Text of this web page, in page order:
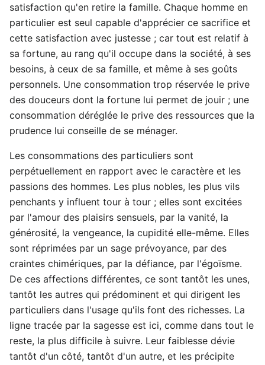
satisfaction qu'en retire la famille. Chaque homme en
particulier est seul capable d'apprécier ce sacrifice et
cette satisfaction avec justesse ; car tout est relatif à
sa fortune, au rang qu'il occupe dans la société, à ses
besoins, à ceux de sa famille, et même à ses goûts
personnels. Une consommation trop réservée le prive
des douceurs dont la fortune lui permet de jouir ; une
consommation déréglée le prive des ressources que la
prudence lui conseille de se ménager.
Les consommations des particuliers sont
perpétuellement en rapport avec le caractère et les
passions des hommes. Les plus nobles, les plus vils
penchants y influent tour à tour ; elles sont excitées
par l'amour des plaisirs sensuels, par la vanité, la
générosité, la vengeance, la cupidité elle-même. Elles
sont réprimées par un sage prévoyance, par des
craintes chimériques, par la défiance, par l'égoïsme.
De ces affections différentes, ce sont tantôt les unes,
tantôt les autres qui prédominent et qui dirigent les
particuliers dans l'usage qu'ils font des richesses. La
ligne tracée par la sagesse est ici, comme dans tout le
reste, la plus difficile à suivre. Leur faiblesse dévie
tantôt d'un côté, tantôt d'un autre, et les précipite